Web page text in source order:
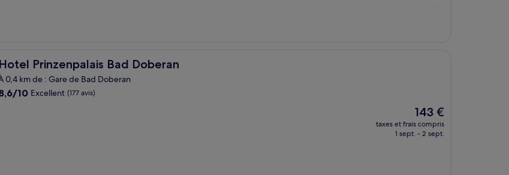
Hotel Prinzenpalais Bad Doberan
Hotel Prinzenpalais Bad Doberan
0,4 km de : Gare de Bad Doberan
10 Excellent (177 avis)
Le
nouveau
prix
143 €
taxes et frais compris
1 sept. - 2 sept.